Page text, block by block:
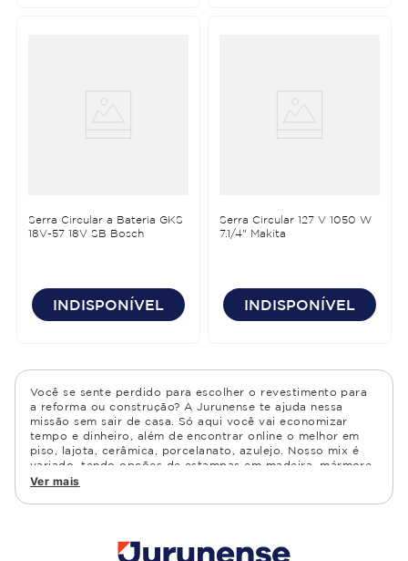
Serra Circular a Bateria GKS
18V-57 18V SB Bosch
INDISPONÍVEL
Serra Circular 127 V 1050 W
7.1/4" Makita
INDISPONÍVEL
Você se sente perdido para escolher o revestimento para
a reforma ou construção? A Jurunense te ajuda nessa
missão sem sair de casa. Só aqui você vai economizar
tempo e dinheiro, além de encontrar online o melhor em
piso, lajota, cerâmica, porcelanato, azulejo. Nosso mix é
variado, tendo opções de estampas em madeira, mármore,
granito, cimento, geométrico, e muito mais Confira as
cozinha, quarto, sala de estar.
Ver mais